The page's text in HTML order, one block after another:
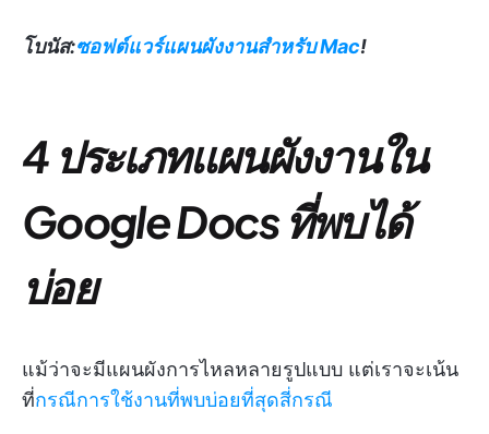
โบนัส:ซอฟต์แวร์แผนผังงานสำหรับ Mac!
4 ประเภทแผนผังงานใน
Google Docs ที่พบได้
บ่อย
แม้ว่าจะมีแผนผังการไหลหลายรูปแบบ แต่เราจะเน้น
ที่กรณีการใช้งานที่พบบ่อยที่สุดสี่กรณี